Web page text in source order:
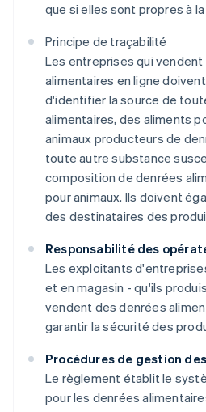
que si elles sont propres à
Principe de traçabilité
Les entreprises qui
alimentaires en ligne
d'identifier la source de
alimentaires, des aliments
animaux producteurs de
toute autre substance
composition de denrées
pour animaux. Ils doivent
des destinataires des
Responsabilité des
Les exploitants
et en magasin - qu'ils
vendent des denrées
garantir la sécurité des
Procédures de gestion
Le règlement établit le
pour les denrées